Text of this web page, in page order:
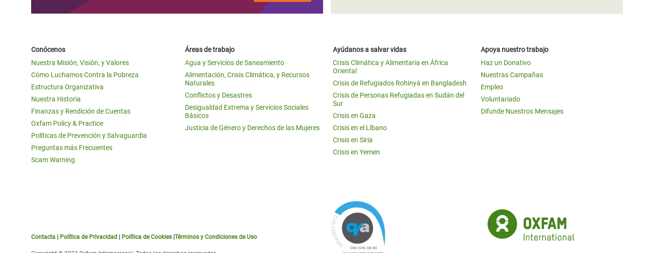
Conócenos
Nuestra Misión, Visión, y Valores
Cómo Luchamos Contra la Pobreza
Estructura Organizativa
Nuestra Historia
Finanzas y Rendición de Cuentas
Oxfam Policy & Practice
Políticas de Prevención y Salvaguardia
Preguntas más Frecuentes
Scam Warning
Áreas de trabajo
Agua y Servicios de Saneamiento
Alimentación, Crisis Climática, y Recursos
Naturales
Conflictos y Desastres
Desigualdad Extrema y Servicios Sociales
Básicos
Justicia de Género y Derechos de las Mujeres
Ayúdanos a salvar vidas
Crisis Climática y Alimentaria en África
Oriental
Crisis de Refugiados Rohinyá en Bangladesh
Crisis de Personas Refugiadas en Sudán del
Sur
Crisis en Gaza
Crisis en el Líbano
Crisis en Siria
Crisis en Yemen
Apoya nuestro trabajo
Haz un Donativo
Nuestras Campañas
Empleo
Voluntariado
Difunde Nuestros Mensajes
Contacta Política de Privacidad Política de Cookies Términos y Condiciones de Uso